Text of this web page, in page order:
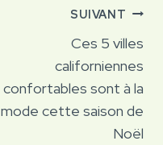
SUIVANT
Ces 5 villes
californiennes
confortables sont à la
mode cette saison de
Noël